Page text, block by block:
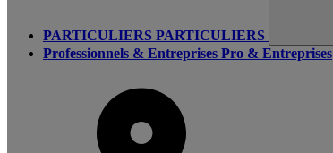
PARTICULIERS PARTICULIERS
Professionnels & Entreprises Pro & Entreprises